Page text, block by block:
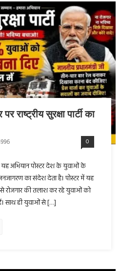
सुरक्षा पार्टी का
0
जारी यह अभियान पोस्टर देश के युवाओं के
का संदेश देता है। पोस्टर में यह
रोजगार की तलाश कर रहे युवाओं को
हैं। साथ ही युवाओं से […]